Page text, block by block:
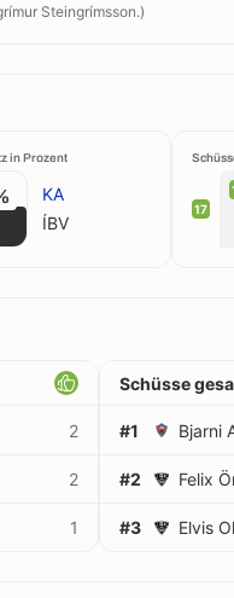
Steingrímsson.)
in Prozent
KA
ÍBV
17
2
2
1
Schüsse
#1 Bjarni
#2 Felix
#3 Elvis